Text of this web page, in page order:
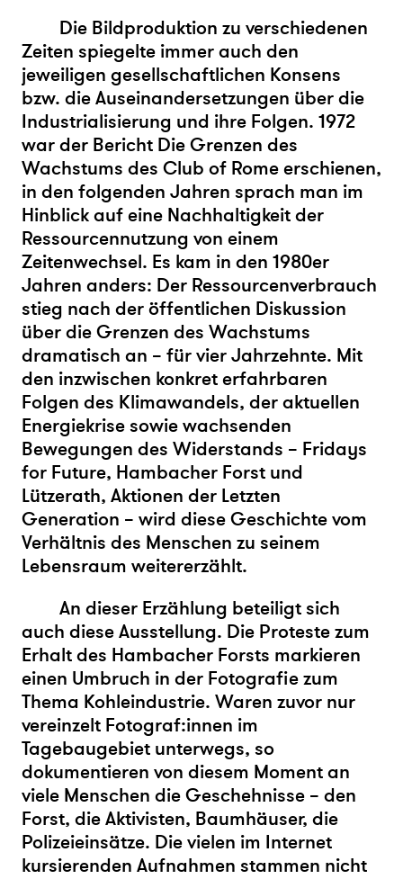
Die Bildproduktion zu verschiedenen
Zeiten spiegelte immer auch den
jeweiligen gesellschaftlichen Konsens
bzw. die Auseinandersetzungen über die
Industrialisierung und ihre Folgen. 1972
war der Bericht Die Grenzen des
Wachstums des Club of Rome erschienen,
in den folgenden Jahren sprach man im
Hinblick auf eine Nachhaltigkeit der
Ressourcennutzung von einem
Zeitenwechsel. Es kam in den 1980er
Jahren anders: Der Ressourcenverbrauch
stieg nach der öffentlichen Diskussion
über die Grenzen des Wachstums
dramatisch an – für vier Jahrzehnte. Mit
den inzwischen konkret erfahrbaren
Folgen des Klimawandels, der aktuellen
Energiekrise sowie wachsenden
Bewegungen des Widerstands – Fridays
for Future, Hambacher Forst und
Lützerath, Aktionen der Letzten
Generation – wird diese Geschichte vom
Verhältnis des Menschen zu seinem
Lebensraum weitererzählt.
An dieser Erzählung beteiligt sich
auch diese Ausstellung. Die Proteste zum
Erhalt des Hambacher Forsts markieren
einen Umbruch in der Fotografie zum
Thema Kohleindustrie. Waren zuvor nur
vereinzelt Fotograf:innen im
Tagebaugebiet unterwegs, so
dokumentieren von diesem Moment an
viele Menschen die Geschehnisse – den
Forst, die Aktivisten, Baumhäuser, die
Polizeieinsätze. Die vielen im Internet
kursierenden Aufnahmen stammen nicht